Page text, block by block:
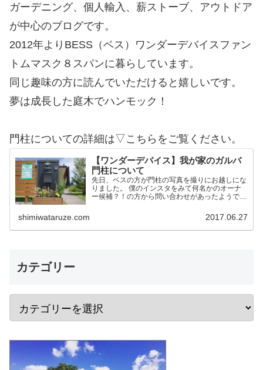
ガーデニング、個人輸入、薪ストーブ、アウトドア
が中心のブログです。
2012年よりBESS（ベス）ワンダーデバイスファン
トムマスク８スパンに暮らしています。
同じ趣味の方に読んでいただけると嬉しいです。
夢は成長した庭木でハンモック！
門柱についての詳細は▽こちらをご覧ください。
【ワンダーデバイス】我が家のガルバ
門柱について
先日、ベスの方が門柱の写真を撮りにお越しにな
りました。 僕のインスタをみて何名かのオーナ
ー候補？！の方から問い合わせがあったようで
て詳細を記載しておこうかと思います。 作りは
shimiwataruze.com 2017.06.27
カテゴリー